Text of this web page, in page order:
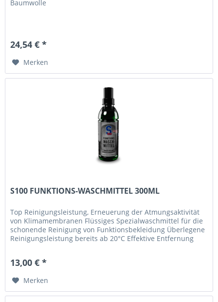
Baumwolle
24,54 € *
Merken
S100 FUNKTIONS-WASCHMITTEL 300ML
Top Reinigungsleistung, Erneuerung der Atmungsaktivität
von Klimamembranen Flüssiges Spezialwaschmittel für die
schonende Reinigung von Funktionsbekleidung Überlegene
Reinigungsleistung bereits ab 20°C Effektive Entfernung
13,00 € *
Merken